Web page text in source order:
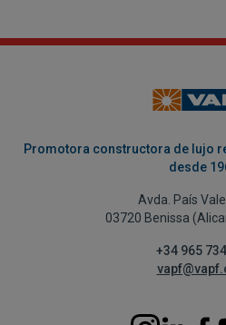
Promotora constructora de lujo
desde
Avda. País
03720 Benissa
+34 965